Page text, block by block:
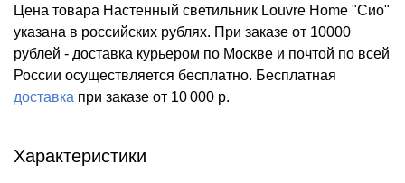
Цена товара Настенный светильник Louvre Home "Сио"
указана в российских рублях. При заказе от 10000
рублей - доставка курьером по Москве и почтой по всей
России осуществляется бесплатно. Бесплатная
доставка при заказе от 10 000 р.
Характеристики